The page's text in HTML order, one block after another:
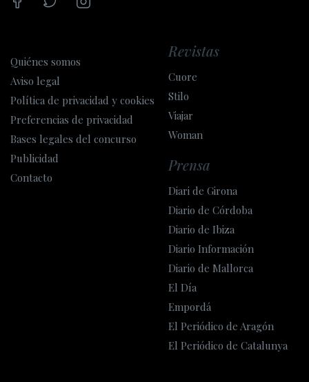
Quiénes somos
Aviso legal
Política de privacidad y cookies
Preferencias de privacidad
Bases legales del concurso
Publicidad
Contacto
Revistas
Cuore
Stilo
Viajar
Woman
Prensa
Diari de Girona
Diario de Córdoba
Diario de Ibiza
Diario Información
Diario de Mallorca
El Día
Empordá
El Periódico de Aragón
El Periódico de Catalunya